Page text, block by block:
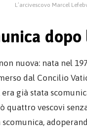
L’arcivescovo Marcel
nuova: nata nel
dal Concilio
già stata
quattro vescovi